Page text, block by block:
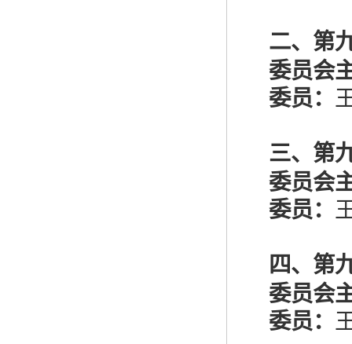
二、第
委员会
委员：
三、第
委员会
委员：
四、第
委员会
委员：